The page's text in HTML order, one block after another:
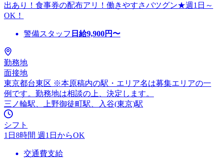
出あり！食事券の配布アリ！働きやすさバツグン★週1日～
OK！
警備スタッフ 日給9,900円〜
勤務地
面接地
東京都台東区 ※本原稿内の駅・エリア名は募集エリアの一
例です。勤務地は相談の上、決定します。
三ノ輪駅、上野御徒町駅、入谷(東京)駅
シフト
1日8時間 週1日からOK
交通費支給